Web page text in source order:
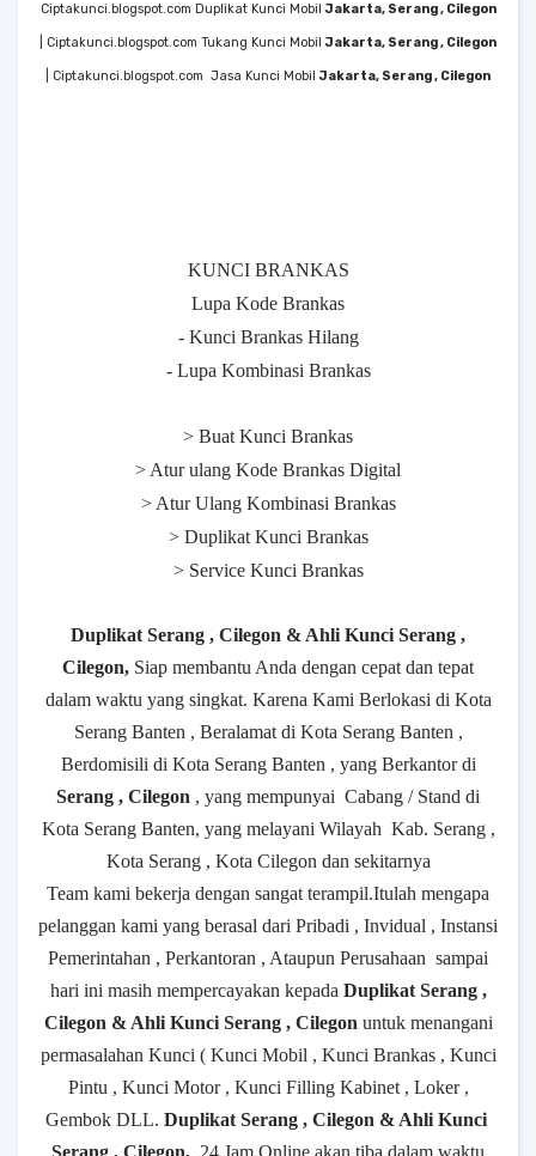
Ciptakunci.blogspot.com Duplikat Kunci MobilJakarta, Serang , Cilegon
| Ciptakunci.blogspot.com Tukang Kunci MobilJakarta, Serang , Cilegon
| Ciptakunci.blogspot.com Jasa Kunci MobilJakarta, Serang , Cilegon
KUNCI BRANKAS
Lupa Kode Brankas
- Kunci Brankas Hilang
- Lupa Kombinasi Brankas
> Buat Kunci Brankas
> Atur ulang Kode Brankas Digital
> Atur Ulang Kombinasi Brankas
> Duplikat Kunci Brankas
> Service Kunci Brankas
Duplikat Serang , Cilegon & Ahli Kunci Serang ,
Cilegon, Siap membantu Anda dengan cepat dan tepat
dalam waktu yang singkat. Karena Kami Berlokasi di Kota
Serang Banten , Beralamat di Kota Serang Banten ,
Berdomisili di Kota Serang Banten , yang Berkantor di
Serang , Cilegon , yang mempunyai Cabang / Stand di
Kota Serang Banten, yang melayani Wilayah Kab. Serang ,
Kota Serang , Kota Cilegon dan sekitarnya
Team kami bekerja dengan sangat terampil.Itulah mengapa
pelanggan kami yang berasal dari Pribadi , Invidual , Instansi
Pemerintahan , Perkantoran , Ataupun Perusahaan sampai
hari ini masih mempercayakan kepada Duplikat Serang ,
Cilegon & Ahli Kunci Serang , Cilegon untuk menangani
permasalahan Kunci ( Kunci Mobil , Kunci Brankas , Kunci
Pintu , Kunci Motor , Kunci Filling Kabinet , Loker ,
Gembok DLL. Duplikat Serang , Cilegon & Ahli Kunci
Serang , Cilegon, 24 Jam Online akan tiba dalam waktu